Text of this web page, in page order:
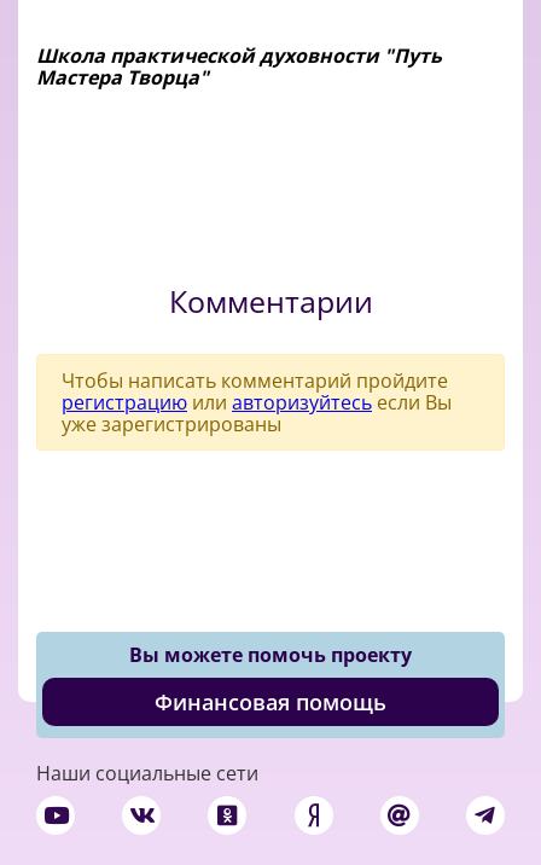
Школа практической духовности "Путь
Мастера Творца"
Комментарии
Чтобы написать комментарий пройдите
регистрацию или авторизуйтесь если Вы
уже зарегистрированы
Вы можете помочь проекту
Финансовая помощь
Наши социальные сети